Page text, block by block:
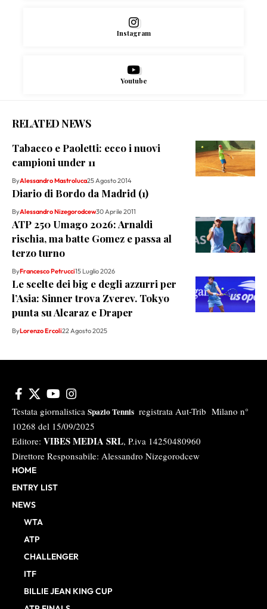
Instagram
Youtube
RELATED NEWS
Tabacco e Paoletti: ecco i nuovi
campioni under 11
ByAlessandro Mastroluca25 Agosto 2014
Diario di Bordo da Madrid (1)
ByAlessandro Nizegorodcew30 Aprile 2011
ATP 250 Umago 2026: Arnaldi
rischia, ma batte Gomez e passa al
terzo turno
ByFrancesco Petrucci15 Luglio 2026
Le scelte dei big e degli azzurri per
l’Asia: Sinner trova Zverev. Tokyo
punta su Alcaraz e Draper
ByLorenzo Ercoli22 Agosto 2025
Testata giornalistica Spazio Tennis registrata Aut-Trib Milano n°
10268 del 15/09/2025
Editore: VIBES MEDIA SRL, P.iva 14250480960
Direttore Responsabile: Alessandro Nizegorodcew
HOME
ENTRY LIST
NEWS
WTA
ATP
CHALLENGER
ITF
BILLIE JEAN KING CUP